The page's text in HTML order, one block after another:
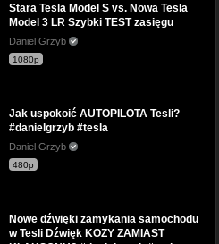
Stara Tesla Model S vs. Nowa Tesla
Model 3 LR Szybki TEST zasięgu
Daniel Grzyb
1080p
Jak uspokoić AUTOPILOTA Tesli?
#danielgrzyb #tesla
Daniel Grzyb
480p
Nowe dźwięki zamykania samochodu
w Tesli Dźwięk KOZY ZAMIAST